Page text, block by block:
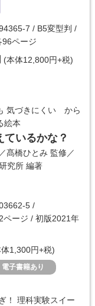
7 / B5変型判 /
ページ
(本体12,800円+税)
気づきにくい から
絵本
ているかな？
髙橋ひとみ 監修／
究所 編著
5 /
ページ / 初版2021年
1,300円+税)
電子書籍あり
！ 理科実験スイー